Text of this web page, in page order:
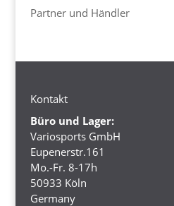
Partner und Händler
Kontakt
Büro und Lager:
Variosports GmbH
Eupenerstr.161
Mo.-Fr. 8-17h
50933 Köln
Germany